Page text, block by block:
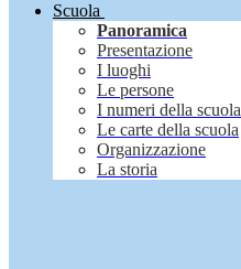
Scuola
Panoramica
Presentazione
I luoghi
Le persone
I numeri della scuola
Le carte della scuola
Organizzazione
La storia